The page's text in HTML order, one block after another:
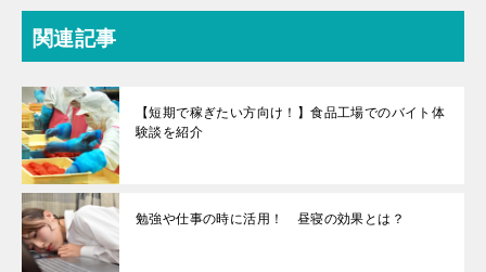
関連記事
【短期で稼ぎたい方向け！】食品工場でのバイト体
験談を紹介
勉強や仕事の時に活用！ 昼寝の効果とは？